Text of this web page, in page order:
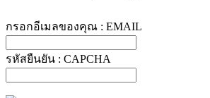
กรอกอีเมลของคุณ : EMAIL
รหัสยืนยัน : CAPCHA